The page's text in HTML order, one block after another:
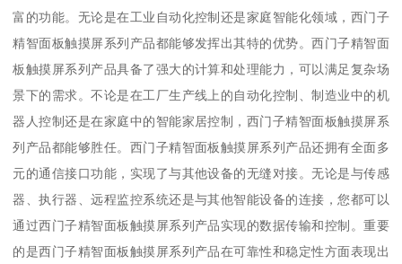
富的功能。无论是在工业自动化控制还是家庭智能化领域，西门子
精智面板触摸屏系列产品都能够发挥出其特的优势。西门子精智面
板触摸屏系列产品具备了强大的计算和处理能力，可以满足复杂场
景下的需求。不论是在工厂生产线上的自动化控制、制造业中的机
器人控制还是在家庭中的智能家居控制，西门子精智面板触摸屏系
列产品都能够胜任。西门子精智面板触摸屏系列产品还拥有全面多
元的通信接口功能，实现了与其他设备的无缝对接。无论是与传感
器、执行器、远程监控系统还是与其他智能设备的连接，您都可以
通过西门子精智面板触摸屏系列产品实现的数据传输和控制。重要
的是西门子精智面板触摸屏系列产品在可靠性和稳定性方面表现出